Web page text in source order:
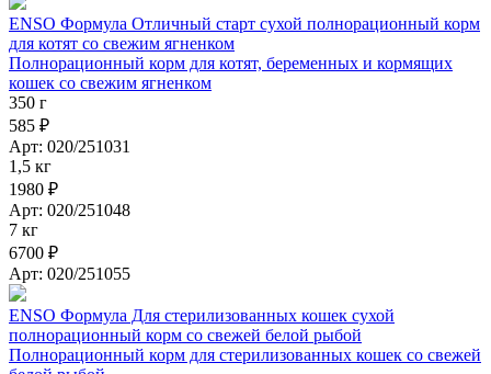
ENSO Формула Отличный старт сухой полнорационный корм
для котят со свежим ягненком
Полнорационный корм для котят, беременных и кормящих
кошек со свежим ягненком
350 г
585 ₽
Арт: 020/251031
1,5 кг
1980 ₽
Арт: 020/251048
7 кг
6700 ₽
Арт: 020/251055
ENSO Формула Для стерилизованных кошек сухой
полнорационный корм со свежей белой рыбой
Полнорационный корм для стерилизованных кошек со свежей